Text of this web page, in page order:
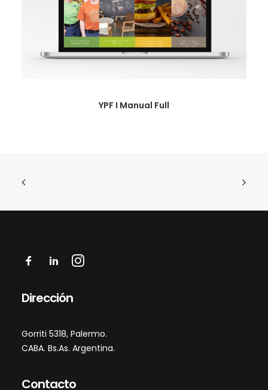
YPF I Manual Full
Dirección
Gorriti 5318, Palermo.
CABA. Bs.As. Argentina.
Contacto